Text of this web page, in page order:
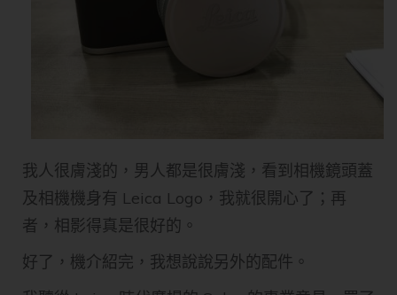
我人很膚淺的，男人都是很膚淺，看到相機鏡頭蓋
及相機機身有 Leica Logo，我就很開心了；再
者，相影得真是很好的。
好了，機介紹完，我想說說另外的配件。